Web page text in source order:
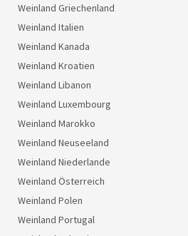
Weinland Griechenland
Weinland Italien
Weinland Kanada
Weinland Kroatien
Weinland Libanon
Weinland Luxembourg
Weinland Marokko
Weinland Neuseeland
Weinland Niederlande
Weinland Österreich
Weinland Polen
Weinland Portugal